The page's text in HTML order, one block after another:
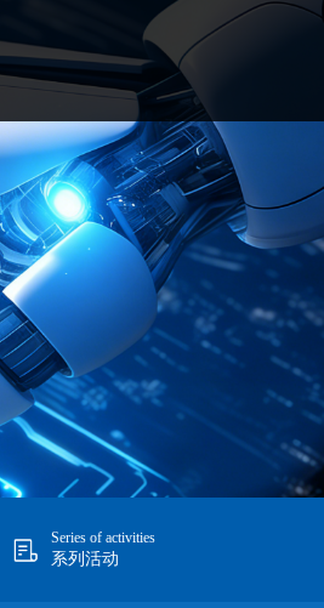
Series of activities
系列活动